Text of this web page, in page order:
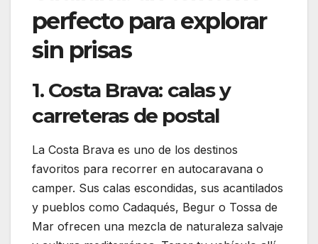
perfecto para explorar
sin prisas
1. Costa Brava: calas y
carreteras de postal
La Costa Brava es uno de los destinos
favoritos para recorrer en autocaravana o
camper. Sus calas escondidas, sus acantilados
y pueblos como Cadaqués, Begur o Tossa de
Mar ofrecen una mezcla de naturaleza salvaje